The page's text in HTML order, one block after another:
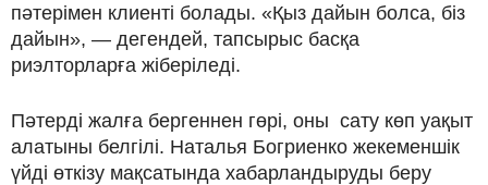
пәтерімен клиенті болады. «Қыз дайын болса, біз
дайын», — дегендей, тапсырыс басқа
риэлторларға жіберіледі.
Пәтерді жалға бергеннен гөрі, оны сату көп уақыт
алатыны белгілі. Наталья Богриенко жекеменшік
үйді өткізу мақсатында хабарландыруды беру